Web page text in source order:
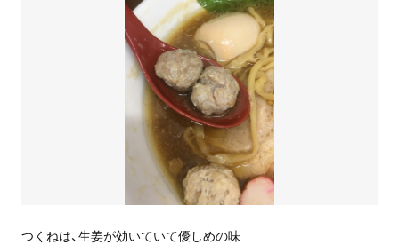
つくねは、生姜が効いていて優しめの味